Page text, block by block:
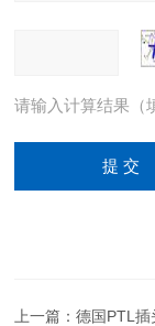
请输入计算结果（
上一篇：德国PTL插